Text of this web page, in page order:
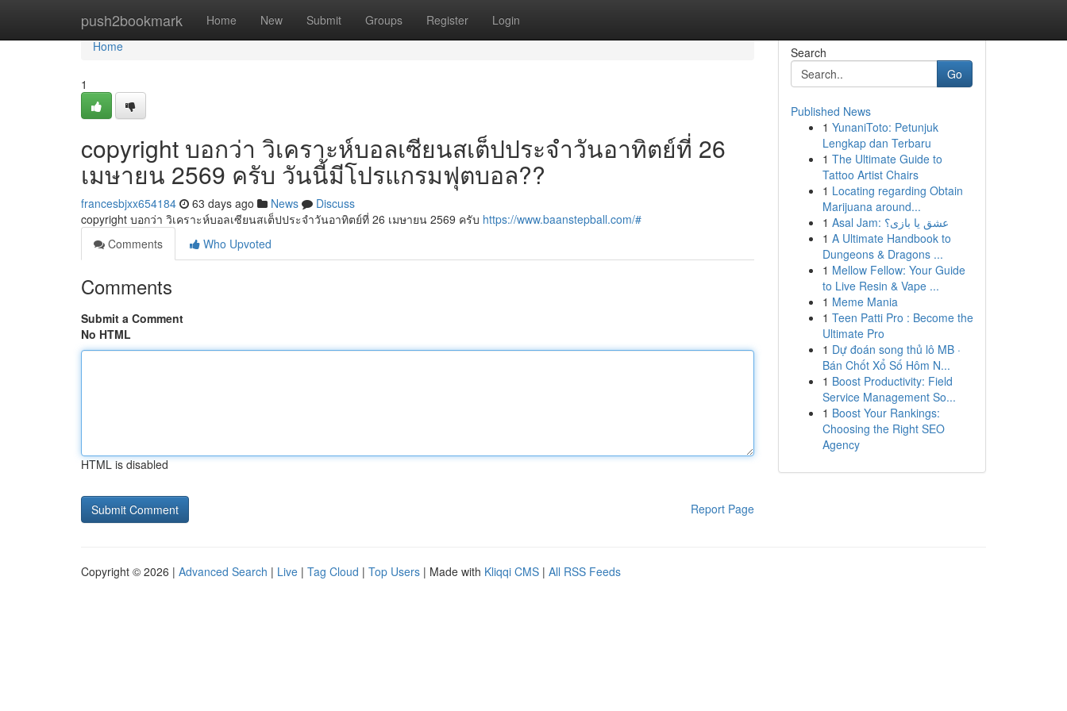
push2bookmark Home New Submit Groups Register Login
Home
Home
1
copyright บอกว่า วิเคราะห์บอลเซียนสเต็ปประจำวันอาทิตย์ที่ 26
เมษายน 2569 ครับ วันนี้มีโปรแกรมฟุตบอล??
francesbjxx654184 63 days ago News
Discuss
copyright บอกว่า วิเคราะห์บอลเซียนสเต็ปประจำวันอาทิตย์ที่ 26 เมษายน 2569 ครับ https://www.baanstepball.com/#
Comments
Who Upvoted
Comments
Submit a Comment
No HTML
HTML is disabled
Report Page
Search
Go
Published News
1 YunaniToto: Petunjuk
Lengkap dan Terbaru
1 The Ultimate Guide to
Tattoo Artist Chairs
1 Locating regarding Obtain
Marijuana around...
1
Asal Jam: عشق یا بازی؟
1 A Ultimate Handbook to
Dungeons & Dragons ...
1 Mellow Fellow: Your Guide
to Live Resin & Vape ...
1 Meme Mania
1 Teen Patti Pro : Become the
Ultimate Pro
1 Dự đoán song thủ lô MB ·
Bán Chốt Xổ Số Hôm N...
1 Boost Productivity: Field
Service Management So...
1 Boost Your Rankings:
Choosing the Right SEO
Agency
Copyright © 2026 | Advanced Search | Live | Tag Cloud | Top Users | Made with Kliqqi CMS | All RSS Feeds